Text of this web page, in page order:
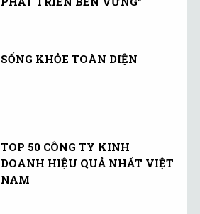
SỐNG KHỎE TOÀN DIỆN
TOP 50 CÔNG TY KINH
DOANH HIỆU QUẢ NHẤT VIỆT
NAM